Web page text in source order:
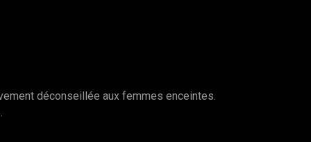
déconseillée aux femmes enceintes.